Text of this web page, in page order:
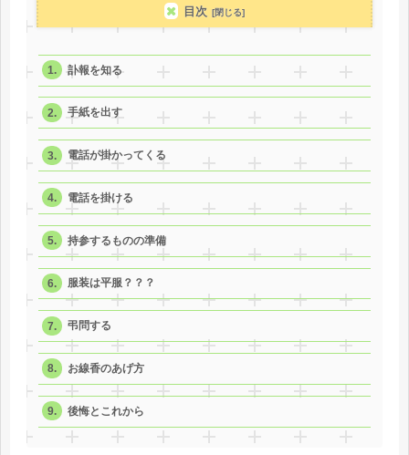
目次
訃報を知る
手紙を出す
電話が掛かってくる
電話を掛ける
持参するものの準備
服装は平服？？？
弔問する
お線香のあげ方
後悔とこれから